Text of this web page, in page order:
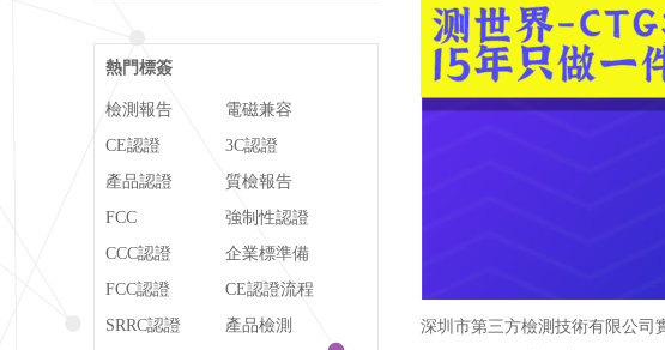
熱門標簽
檢測報告
電磁兼容
CE認證
3C認證
產品認證
質檢報告
FCC
強制性認證
CCC認證
企業標準備
案
FCC認證
CE認證流程
SRRC認證
產品檢測
深圳市第三方檢測技術有限公司